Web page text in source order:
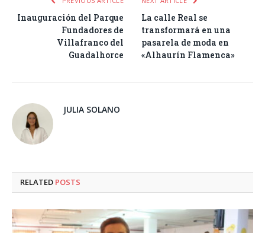
Inauguración del Parque
Fundadores de
Villafranco del
Guadalhorce
La calle Real se
transformará en una
pasarela de moda en
«Alhaurín Flamenca»
JULIA SOLANO
RELATED POSTS